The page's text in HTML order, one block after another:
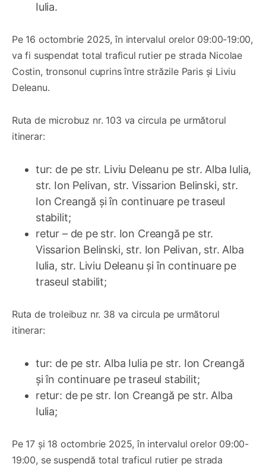
Iulia.
Pe 16 octombrie 2025, în intervalul orelor 09:00-19:00,
va fi suspendat total traficul rutier pe strada Nicolae
Costin, tronsonul cuprins între străzile Paris și Liviu
Deleanu.
Ruta de microbuz nr. 103 va circula pe următorul
itinerar:
tur: de pe str. Liviu Deleanu pe str. Alba Iulia,
str. Ion Pelivan, str. Vissarion Belinski, str.
Ion Creangă și în continuare pe traseul
stabilit;
retur – de pe str. Ion Creangă pe str.
Vissarion Belinski, str. Ion Pelivan, str. Alba
Iulia, str. Liviu Deleanu și în continuare pe
traseul stabilit;
Ruta de troleibuz nr. 38 va circula pe următorul
itinerar:
tur: de pe str. Alba Iulia pe str. Ion Creangă
și în continuare pe traseul stabilit;
retur: de pe str. Ion Creangă pe str. Alba
Iulia;
Pe 17 și 18 octombrie 2025, în intervalul orelor 09:00-
19:00, se suspendă total traficul rutier pe strada